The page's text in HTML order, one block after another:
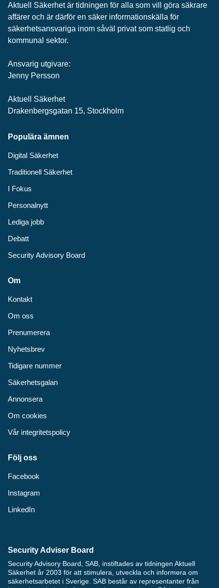
Aktuell Säkerhet är tidningen för alla som vill göra säkrare
affärer och är därför en säker informationskälla för
säkerhets­ansvariga inom såväl privat som statlig och
kommunal sektor.
Ansvarig utgivare:
Jenny Persson
Aktuell Säkerhet
Drakenbergsgatan 15, Stockholm
Populära ämnen
Digital Säkerhet
Traditionell Säkerhet
I Fokus
Personalnytt
Lediga jobb
Debatt
Security Advisory Board
Om
Kontakt
Om oss
Prenumerera
Nyhetsbrev
Tidigare nummer
Säkerhetsgalan
Annonsera
Om cookies
Vår integritetspolicy
Följ oss
Facebook
Instagram
LinkedIn
Security Adviser Board
Security Advisory Board, SAB, instiftades av tidningen Aktuell
Säkerhet år 2003 för att stimulera, utveckla och informera om
säkerhetsarbetet i Sverige. SAB består av representanter från